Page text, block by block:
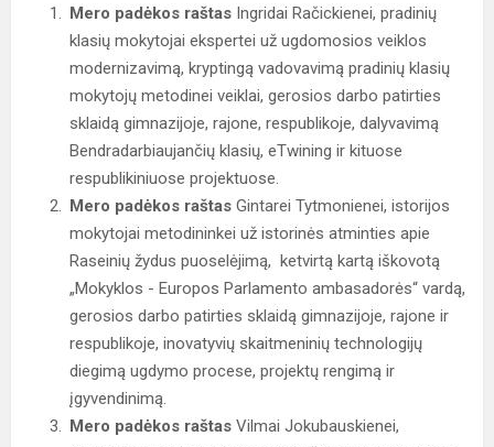
Mero padėkos raštas Ingridai Račickienei, pradinių
klasių mokytojai ekspertei už ugdomosios veiklos
modernizavimą, kryptingą vadovavimą pradinių klasių
mokytojų metodinei veiklai, gerosios darbo patirties
sklaidą gimnazijoje, rajone, respublikoje, dalyvavimą
Bendradarbiaujančių klasių, eTwining ir kituose
respublikiniuose projektuose.
Mero padėkos raštas Gintarei Tytmonienei, istorijos
mokytojai metodininkei už istorinės atminties apie
Raseinių žydus puoselėjimą, ketvirtą kartą iškovotą
„Mokyklos - Europos Parlamento ambasadorės“ vardą,
gerosios darbo patirties sklaidą gimnazijoje, rajone ir
respublikoje, inovatyvių skaitmeninių technologijų
diegimą ugdymo procese, projektų rengimą ir
įgyvendinimą.
Mero padėkos raštas Vilmai Jokubauskienei,